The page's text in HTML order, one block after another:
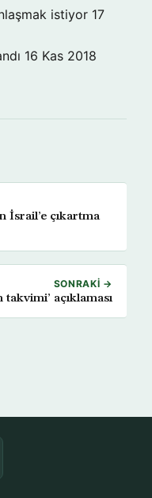
istiyor 17
16 Kas 2018
İsrail’e çıkartma
SONRAKI →
takvimi’ açıklaması